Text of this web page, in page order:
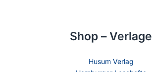
Shop – Verlage
Husum Verlag